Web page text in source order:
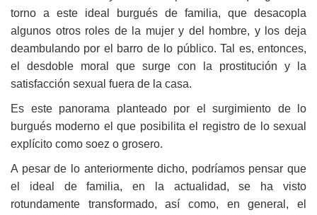
torno a este ideal burgués de familia, que desacopla
algunos otros roles de la mujer y del hombre, y los deja
deambulando por el barro de lo público. Tal es, entonces,
el desdoble moral que surge con la prostitución y la
satisfacción sexual fuera de la casa.
Es este panorama planteado por el surgimiento de lo
burgués moderno el que posibilita el registro de lo sexual
explícito como soez o grosero.
A pesar de lo anteriormente dicho, podríamos pensar que
el ideal de familia, en la actualidad, se ha visto
rotundamente transformado, así como, en general, el